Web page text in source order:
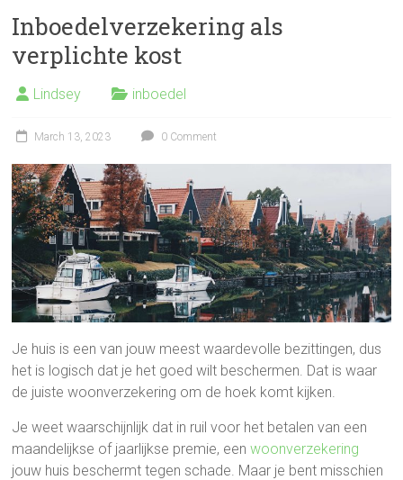
Inboedelverzekering als
verplichte kost
Lindsey inboedel
March 13, 2023 0 Comment
Je huis is een van jouw meest waardevolle bezittingen, dus
het is logisch dat je het goed wilt beschermen. Dat is waar
de juiste woonverzekering om de hoek komt kijken.
Je weet waarschijnlijk dat in ruil voor het betalen van een
maandelijkse of jaarlijkse premie, eenwoonverzekering
jouw huis beschermt tegen schade. Maar je bent misschien